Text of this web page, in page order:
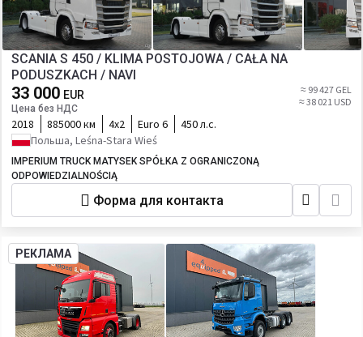
SCANIA S 450 / KLIMA POSTOJOWA / CAŁA NA
PODUSZKACH / NAVI
33 000 EUR
Цена без НДС
≈ 99 427 GEL
≈ 38 021 USD
2018 885000 км 4х2 Euro 6
450 л.с.
Польша, Leśna-Stara Wieś
IMPERIUM TRUCK MATYSEK SPÓŁKA Z OGRANICZONĄ
ODPOWIEDZIALNOŚCIĄ
Форма для контакта
РЕКЛАМА